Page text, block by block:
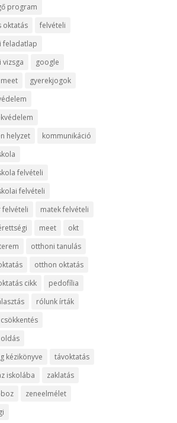
program
oktatás
felvételi
feladatlap
vizsga
google
gyerekjogok
helyzet
kommunikáció
felvételi
felvételi
felvételi
matek felvételi
meet
okt
otthoni tanulás
otthon oktatás
cikk
pedofília
rólunk írták
kézikönyve
távoktatás
iskolába
zaklatás
zeneelmélet